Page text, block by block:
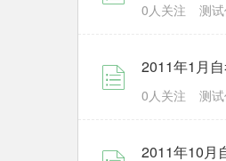
0人关注 测
2011年1月
0人关注 测
2011年10月